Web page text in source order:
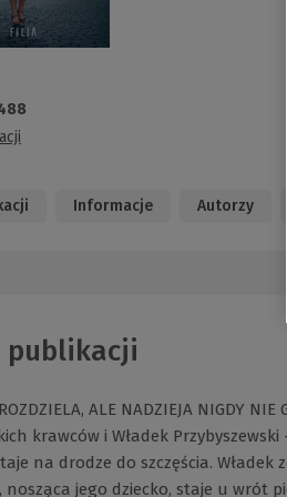
Informacje Autorzy
publikacji
ALE NADZIEJA NIGDY
krawców i Władek
na drodze do szczęścia.
nosząca jego dziecko, staje u wrót